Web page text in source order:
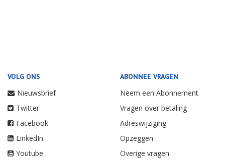
VOLG ONS
Nieuwsbrief
Twitter
Facebook
LinkedIn
Youtube
ABONNEE VRAGEN
Neem een Abonnement
Vragen over betaling
Adreswijziging
Opzeggen
Overige vragen